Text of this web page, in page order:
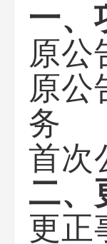
一、
原公
原公
务
首次
二、
更正